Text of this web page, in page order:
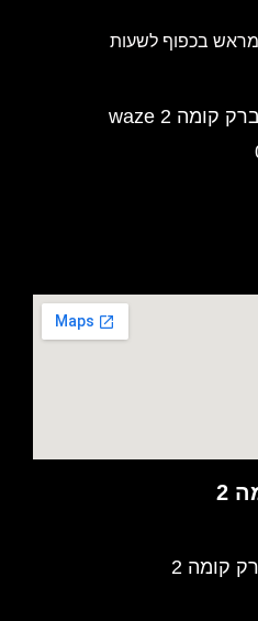
בתיאום מראש בכפוף לשעות